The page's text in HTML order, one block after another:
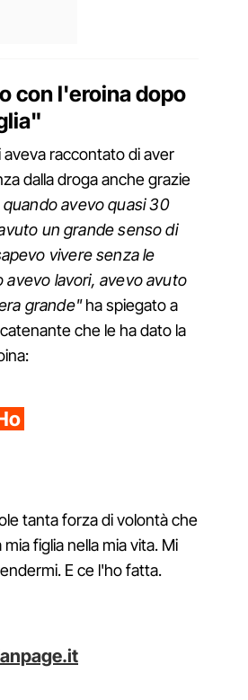
con l'eroina dopo
aveva raccontato di aver
dalla droga anche grazie
avevo quasi 30
un grande senso di
vivere senza le
lavori, avevo avuto
grande"ha spiegato a
che le ha dato la
tanta forza di volontà che
figlia nella mia vita. Mi
E ce l'ho fatta.